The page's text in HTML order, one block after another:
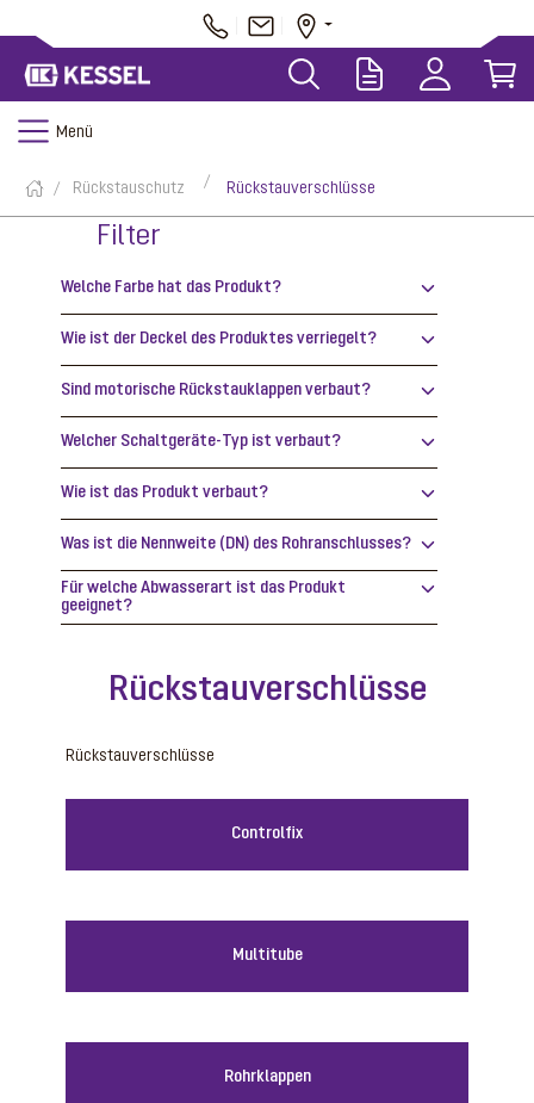
Menü
Rückstauschutz Rückstauverschlüsse
Filter
Welche Farbe hat das Produkt?
Wie ist der Deckel des Produktes verriegelt?
Sind motorische Rückstauklappen verbaut?
Welcher Schaltgeräte-Typ ist verbaut?
Wie ist das Produkt verbaut?
Was ist die Nennweite (DN) des Rohranschlusses?
Für welche Abwasserart ist das Produkt
geeignet?
Rückstauverschlüsse
Rückstauverschlüsse
Controlfix
Multitube
Rohrklappen